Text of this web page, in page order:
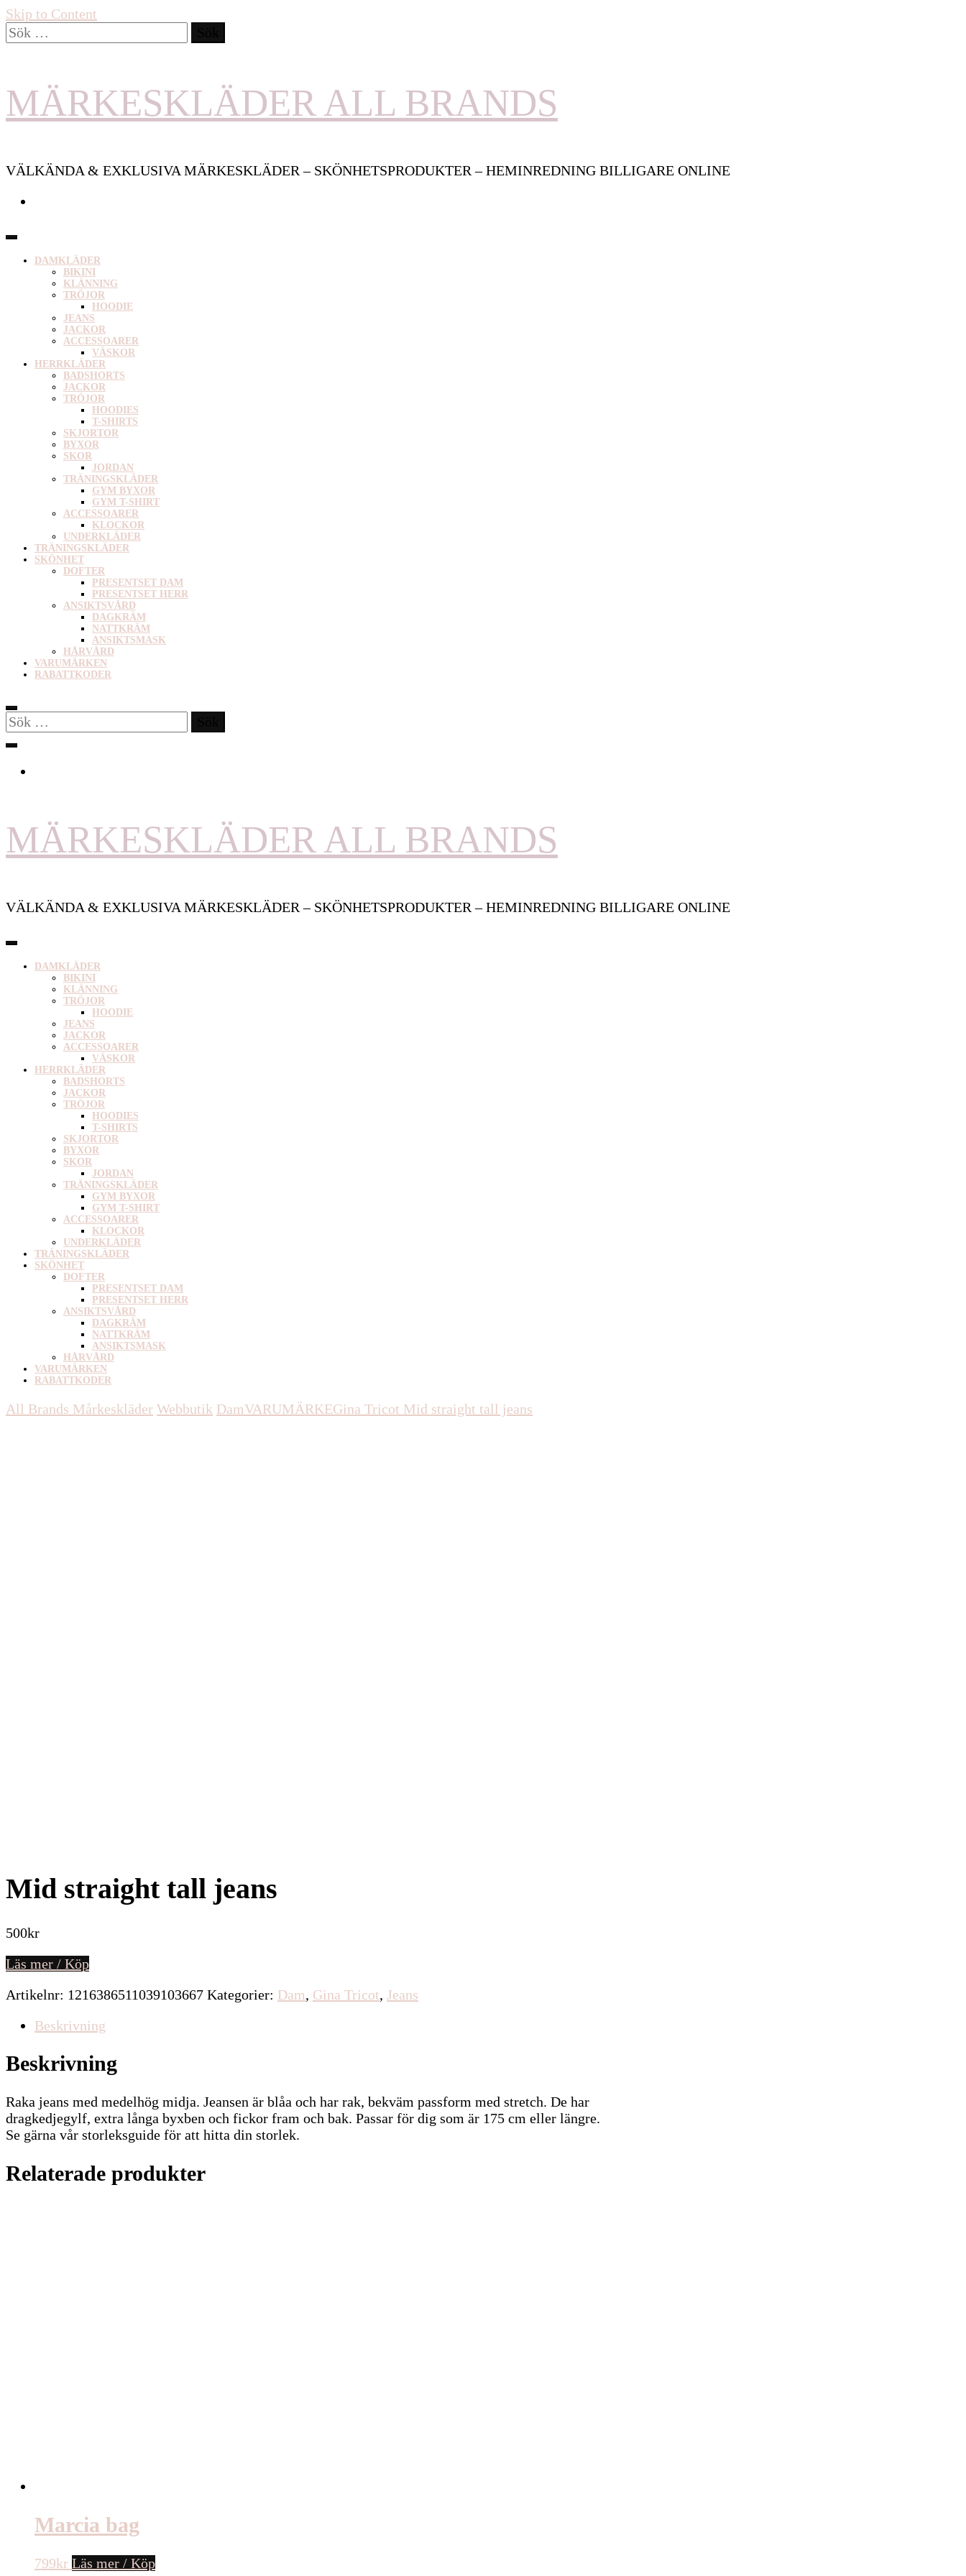
Skip to Content
Sök
efter:
MÄRKESKLÄDER ALL BRANDS
VÄLKÄNDA & EXKLUSIVA MÄRKESKLÄDER – SKÖNHETSPRODUKTER – HEMINREDNING BILLIGARE ONLINE
DAMKLÄDER
BIKINI
KLÄNNING
TRÖJOR
HOODIE
JEANS
JACKOR
ACCESSOARER
VÄSKOR
HERRKLÄDER
BADSHORTS
JACKOR
TRÖJOR
HOODIES
T-SHIRTS
SKJORTOR
BYXOR
SKOR
JORDAN
TRÄNINGSKLÄDER
GYM BYXOR
GYM T-SHIRT
ACCESSOARER
KLOCKOR
UNDERKLÄDER
TRÄNINGSKLÄDER
SKÖNHET
DOFTER
PRESENTSET DAM
PRESENTSET HERR
ANSIKTSVÅRD
DAGKRÄM
NATTKRÄM
ANSIKTSMASK
HÅRVÅRD
VARUMÄRKEN
RABATTKODER
Sök
efter:
MÄRKESKLÄDER ALL BRANDS
VÄLKÄNDA & EXKLUSIVA MÄRKESKLÄDER – SKÖNHETSPRODUKTER – HEMINREDNING BILLIGARE ONLINE
DAMKLÄDER
BIKINI
KLÄNNING
TRÖJOR
HOODIE
JEANS
JACKOR
ACCESSOARER
VÄSKOR
HERRKLÄDER
BADSHORTS
JACKOR
TRÖJOR
HOODIES
T-SHIRTS
SKJORTOR
BYXOR
SKOR
JORDAN
TRÄNINGSKLÄDER
GYM BYXOR
GYM T-SHIRT
ACCESSOARER
KLOCKOR
UNDERKLÄDER
TRÄNINGSKLÄDER
SKÖNHET
DOFTER
PRESENTSET DAM
PRESENTSET HERR
ANSIKTSVÅRD
DAGKRÄM
NATTKRÄM
ANSIKTSMASK
HÅRVÅRD
VARUMÄRKEN
RABATTKODER
All Brands Mårkeskläder Webbutik DamVARUMÄRKEGina Tricot Mid straight tall jeans
Mid straight tall jeans
500kr
Läs mer / Köp
Artikelnr: 1216386511039103667 Kategorier: Dam, Gina Tricot, Jeans
Beskrivning
Beskrivning
Raka jeans med medelhög midja. Jeansen är blåa och har rak, bekväm passform med stretch. De har
dragkedjegylf, extra långa byxben och fickor fram och bak. Passar för dig som är 175 cm eller längre.
Se gärna vår storleksguide för att hitta din storlek.
Relaterade produkter
Marcia bag
799kr Läs mer / Köp